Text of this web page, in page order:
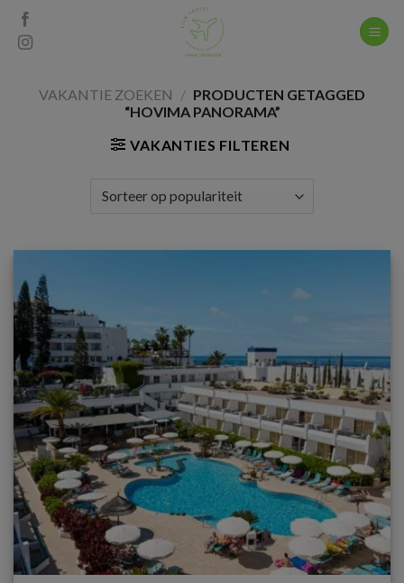
Skip
content
VAKANTIE ZOEKEN / PRODUCTEN GETAGGED
“HOVIMA PANORAMA”
VAKANTIES FILTEREN